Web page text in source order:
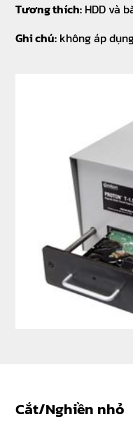
Tương thích: HDD và
Ghi chú: không áp
Cắt/Nghiền nhỏ